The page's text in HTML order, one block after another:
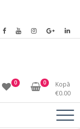
0 0
Kopā
€0.00